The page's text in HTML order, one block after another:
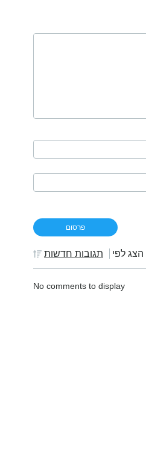
הצג לפי תגובות חדשות
No comments to display